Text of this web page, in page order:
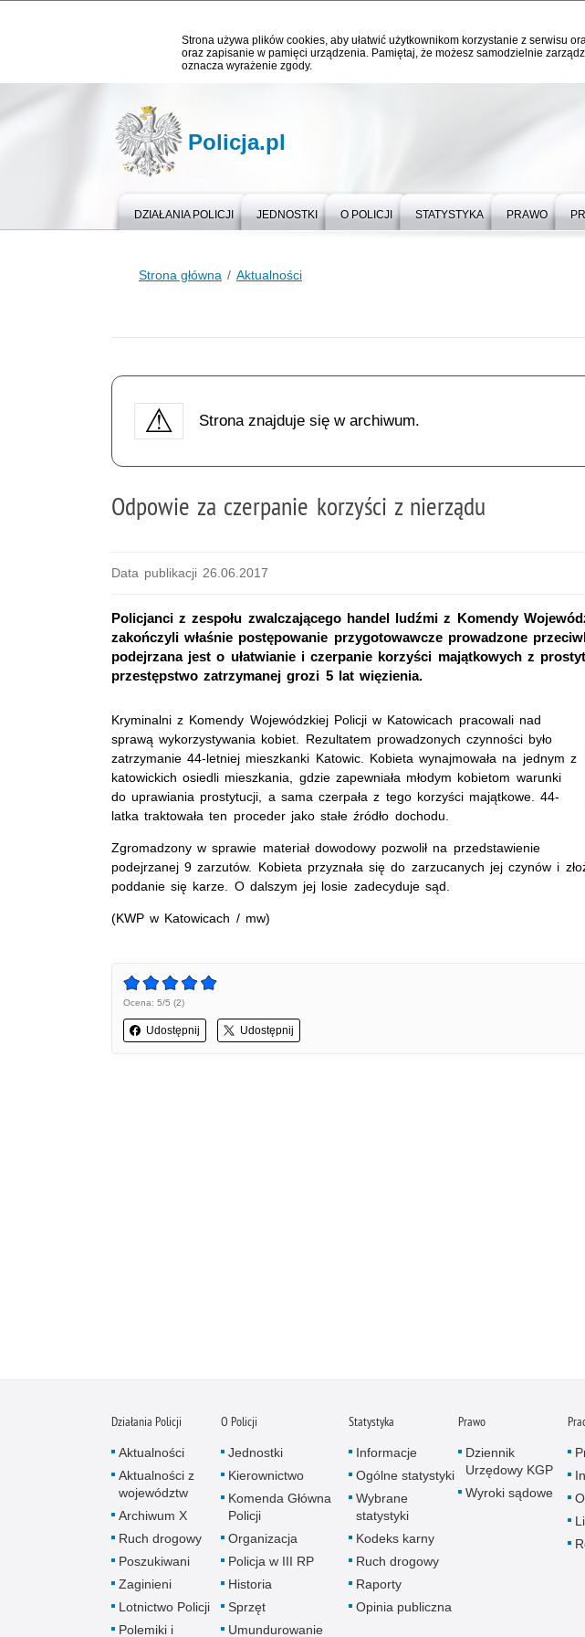
Strona używa plików cookies, aby ułatwić użytkownikom korzystanie z serwisu
oraz zapisanie w pamięci urządzenia. Pamiętaj, że możesz samodzielnie
oznacza wyrażenie zgody.
Policja.pl
DZIAŁANIA POLICJI JEDNOSTKI O POLICJI STATYSTYKA PRAWO
Strona główna Aktualności
Strona znajduje się w archiwum.
Odpowie za czerpanie korzyści z nierządu
Data publikacji 26.06.2017
Policjanci z zespołu zwalczającego handel ludźmi z Komendy
zakończyli właśnie postępowanie przygotowawcze prowadzone
podejrzana jest o ułatwianie i czerpanie korzyści majątkowych z
przestępstwo zatrzymanej grozi 5 lat więzienia.
Kryminalni z Komendy Wojewódzkiej Policji w Katowicach pracowali nad
sprawą wykorzystywania kobiet. Rezultatem prowadzonych czynności było
zatrzymanie 44-letniej mieszkanki Katowic. Kobieta wynajmowała na jednym z
katowickich osiedli mieszkania, gdzie zapewniała młodym kobietom warunki
do uprawiania prostytucji, a sama czerpała z tego korzyści majątkowe. 44-
latka traktowała ten proceder jako stałe źródło dochodu.
Zgromadzony w sprawie materiał dowodowy pozwolił na przedstawienie
podejrzanej 9 zarzutów. Kobieta przyznała się do zarzucanych jej czynów i
poddanie się karze. O dalszym jej losie zadecyduje sąd.
(KWP w Katowicach / mw)
Ocena: 5/5 (2)
Udostępnij Udostępnij
Działania Policji
Aktualności
Aktualności z
województw
Archiwum X
Ruch drogowy
Poszukiwani
Zaginieni
Lotnictwo Policji
Polemiki i
O Policji
Jednostki
Kierownictwo
Komenda Główna
Policji
Organizacja
Policja w III RP
Historia
Sprzęt
Umundurowanie
Statystyka
Informacje
Ogólne statystyki
Wybrane
statystyki
Kodeks karny
Ruch drogowy
Raporty
Opinia publiczna
Prawo
Dziennik
Urzędowy KGP
Wyroki sądowe